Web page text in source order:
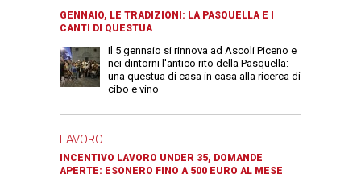
GENNAIO, LE TRADIZIONI: LA PASQUELLA E I
CANTI DI QUESTUA
Il 5 gennaio si rinnova ad Ascoli Piceno e
nei dintorni l'antico rito della Pasquella:
una questua di casa in casa alla ricerca di
cibo e vino
LAVORO
INCENTIVO LAVORO UNDER 35, DOMANDE
APERTE: ESONERO FINO A 500 EURO AL MESE